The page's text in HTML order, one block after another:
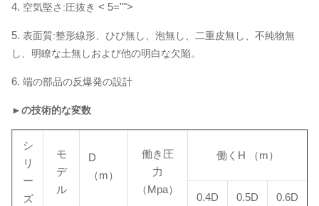
4. 空気堅さ:圧抜き < 5="">
5. 表面質:整形線形、ひび無し、泡無し、二重皮無し、不純物無
し、明瞭な土無しおよび他の明白な欠陥。
6. 端の部品の反爆発の設計
►の技術的な変数
シ
リ
ー
ズ
モ
デ
ル
D
（m）
働き圧
力
（Mpa）
働くH （m）
0.4D 0.5D 0.6D